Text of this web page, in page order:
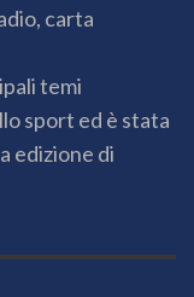
carta
temi
sport ed è stata
edizione di